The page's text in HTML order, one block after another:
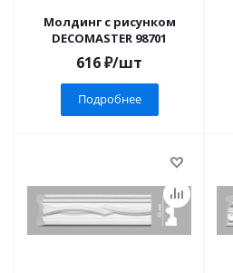
Молдинг с рисунком
DECOMASTER 98701
616₽/шт
Подробнее